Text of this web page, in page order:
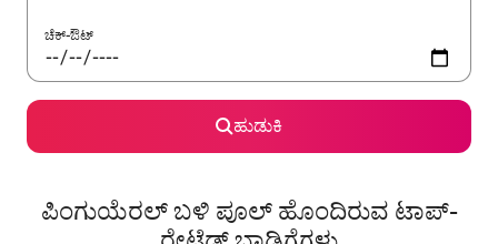
ಚೆಕ್-ಔಟ್
ಹುಡುಕಿ
ಪಿಂಗುಯೆರಲ್ ಬಳಿ ಪೂಲ್ ಹೊಂದಿರುವ ಟಾಪ್-